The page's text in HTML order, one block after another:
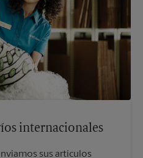
internacionales
sus artículos